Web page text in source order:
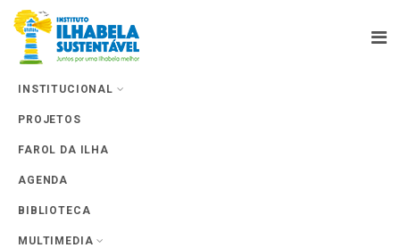
INSTITUCIONAL
PROJETOS
FAROL DA ILHA
AGENDA
BIBLIOTECA
MULTIMEDIA